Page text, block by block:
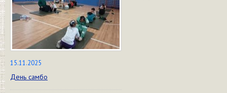
15.11.2025
День самбо